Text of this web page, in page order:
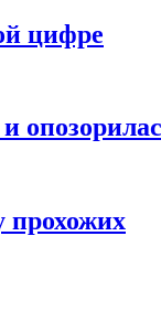
цифре
прохожих